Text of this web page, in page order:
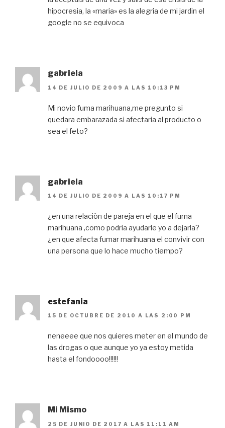
hipocresia, la «maria» es la alegria de mi jardin el
google no se equivoca
gabriela
14 DE JULIO DE 2009 A LAS 10:13 PM
Mi novio fuma marihuana,me pregunto si
quedara embarazada si afectaria al producto o
sea el feto?
gabriela
14 DE JULIO DE 2009 A LAS 10:17 PM
¿en una relaciòn de pareja en el que el fuma
marihuana ,como podria ayudarle yo a dejarla?
¿en que afecta fumar marihuana el convivir con
una persona que lo hace mucho tiempo?
estefania
15 DE OCTUBRE DE 2010 A LAS 2:00 PM
neneeee que nos quieres meter en el mundo de
las drogas o que aunque yo ya estoy metida
hasta el fondoooo!!!!!!
Mi Mismo
25 DE JUNIO DE 2017 A LAS 11:11 AM